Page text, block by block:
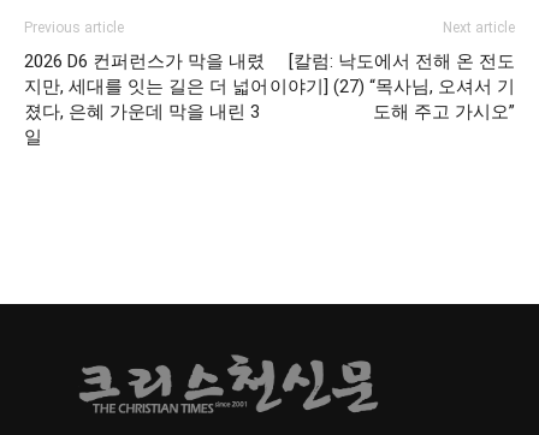
Previous article
2026 D6 컨퍼런스가 막을 내렸
지만, 세대를 잇는 길은 더 넓어
졌다, 은혜 가운데 막을 내린 3
일
Next article
[칼럼: 낙도에서 전해 온 전도
이야기] (27) “목사님, 오셔서 기
도해 주고 가시오”